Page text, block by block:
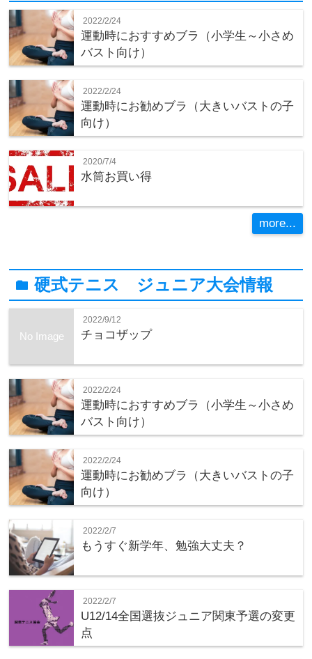
2022/2/24
運動時におすすめブラ（小学生～小さめ
バスト向け）
2022/2/24
運動時にお勧めブラ（大きいバストの子
向け）
2020/7/4
水筒お買い得
more...
folder硬式テニス ジュニア大会情報
No Image
2022/9/12
チョコザップ
2022/2/24
運動時におすすめブラ（小学生～小さめ
バスト向け）
2022/2/24
運動時にお勧めブラ（大きいバストの子
向け）
2022/2/7
もうすぐ新学年、勉強大丈夫？
2022/2/7
U12/14全国選抜ジュニア関東予選の変更
点